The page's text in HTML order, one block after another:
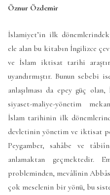
Öznur Özdemir
İslamiyet’in ilk
ele alan bu kitabın İngilizce
ve İslam iktisat tarihi
uyandırmıştır. Bunun sebebi
anlaşılması da epey güç
siyaset-maliye-yönetim
İslam tarihinin ilk
devletinin yönetim ve iktisat
Peygamber, sahâbe ve
anlamaktan geçmektedir.
probleminden, mevâlînin
çok meselenin bir yönü, bu